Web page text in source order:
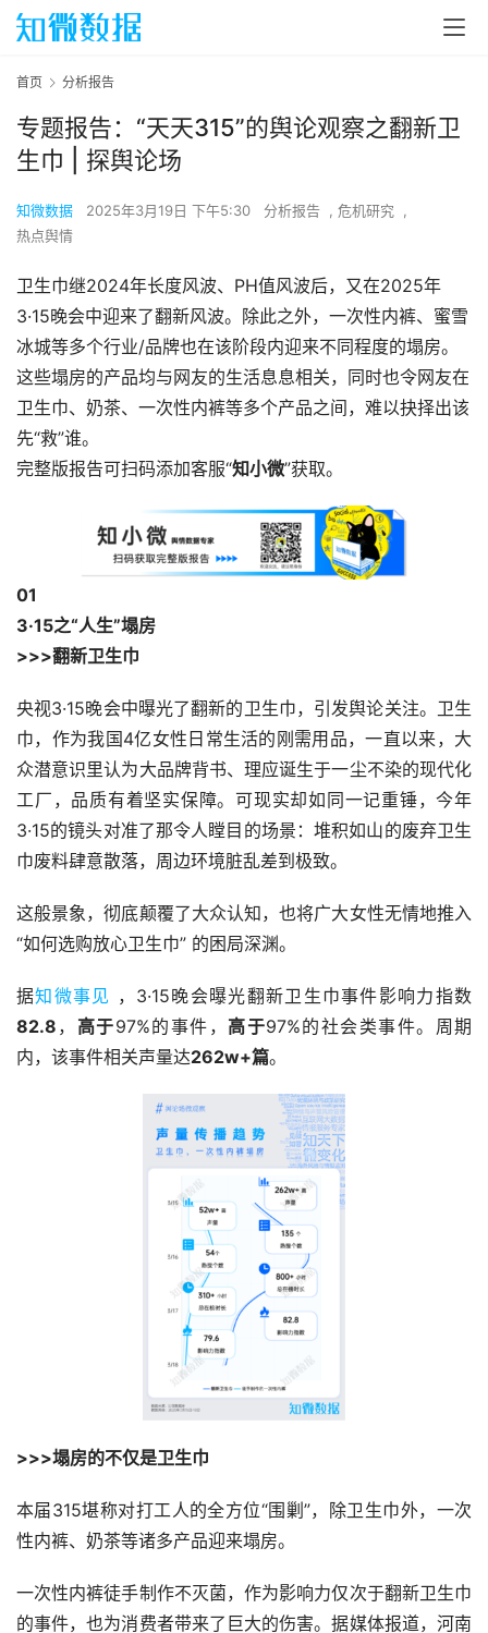
首页 分析报告
专题报告：“天天315”的舆论观察之翻新卫
生巾 | 探舆论场
知微数据 2025年3月19日 下午5:30 分析报告 , 危机研究 ,
热点舆情
卫生巾继2024年长度风波、PH值风波后，又在2025年
3·15晚会中迎来了翻新风波。除此之外，一次性内裤、蜜雪
冰城等多个行业/品牌也在该阶段内迎来不同程度的塌房。
这些塌房的产品均与网友的生活息息相关，同时也令网友在
卫生巾、奶茶、一次性内裤等多个产品之间，难以抉择出该
先“救”谁。
完整版报告可扫码添加客服“知小微”获取。
01
3·15之“人生”塌房
>>>翻新卫生巾
央视3·15晚会中曝光了翻新的卫生巾，引发舆论关注。卫生
巾，作为我国4亿女性日常生活的刚需用品，一直以来，大
众潜意识里认为大品牌背书、理应诞生于一尘不染的现代化
工厂，品质有着坚实保障。可现实却如同一记重锤，今年
3·15的镜头对准了那令人瞠目的场景：堆积如山的废弃卫生
巾废料肆意散落，周边环境脏乱差到极致。
这般景象，彻底颠覆了大众认知，也将广大女性无情地推入
“如何选购放心卫生巾” 的困局深渊。
据知微事见 ，3·15晚会曝光翻新卫生巾事件影响力指数
82.8 ， 高于97%的事件， 高于97%的社会类事件。周期
内，该事件相关声量达262w+篇。
>>>塌房的不仅是卫生巾
本届315堪称对打工人的全方位“围剿”，除卫生巾外，一次
性内裤、奶茶等诸多产品迎来塌房。
一次性内裤徒手制作不灭菌，作为影响力仅次于翻新卫生巾
的事件，也为消费者带来了巨大的伤害。据媒体报道，河南